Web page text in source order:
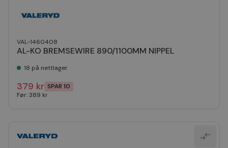
VAL-1460408
AL-KO BREMSEWIRE 890/1100MM NIPPEL
18 på nettlager
379 kr SPAR 10
Før:389 kr